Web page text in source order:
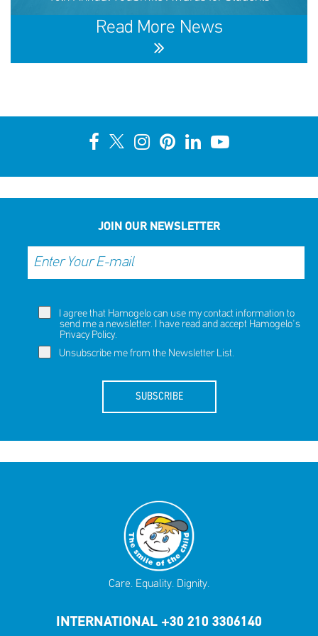
SHARE
REACT
Read More News
JOIN OUR NEWSLETTER
I agree that Hamogelo can use my contact information to
send me a newsletter. I have read and accept Hamogelo's
Privacy Policy.
Unsubscribe me from the Newsletter List.
SUBSCRIBE
Care. Equality. Dignity.
INTERNATIONAL +30 210 3306140